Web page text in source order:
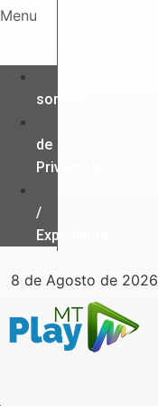
Ir
conteúdo
Menu
somos
de
Privacidade
/
Expediente
8 de Agosto de 2026